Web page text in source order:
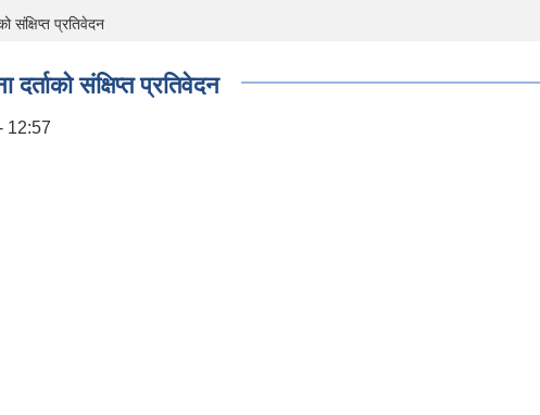
संक्षिप्त प्रतिवेदन
दर्ताको संक्षिप्त प्रतिवेदन
12:57